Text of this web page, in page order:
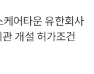
어타운 유한회사
개설 허가조건